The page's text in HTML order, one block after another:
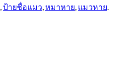
,ป้ายชื่อแมว,หมาหาย, แมวหาย.